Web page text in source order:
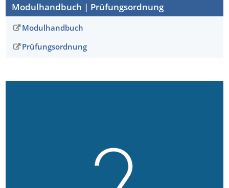
Modulhandbuch | Prüfungsordnung
Modulhandbuch
Prüfungsordnung